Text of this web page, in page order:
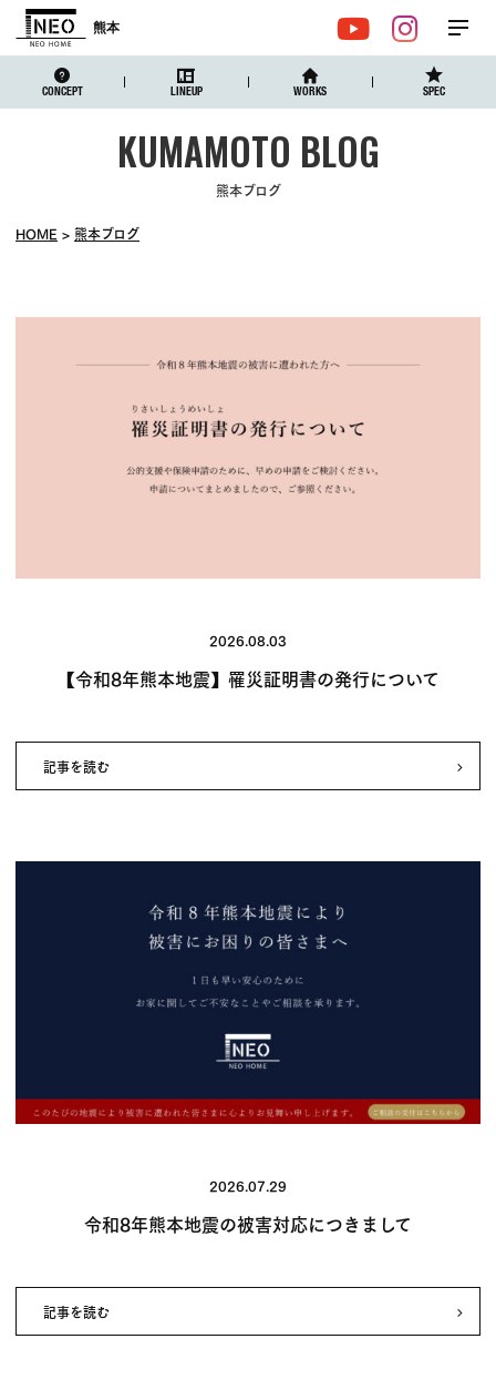
熊本
CONCEPT LINEUP WORKS SPEC
YouTube
メ
熊本ブログ
HOME 熊本ブログ
2026.08.03
【令和8年熊本地震】罹災証明書の発行について
記事を読む
2026.07.29
令和8年熊本地震の被害対応につきまして
記事を読む